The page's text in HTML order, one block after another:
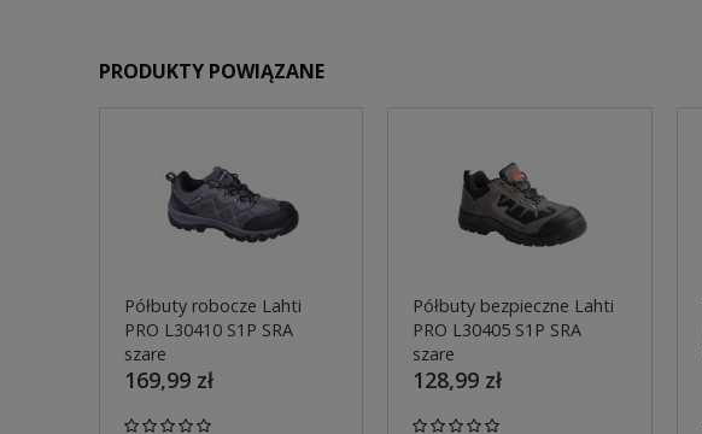
PRODUKTY POWIĄZANE
Półbuty robocze Lahti
PRO L30410 S1P SRA
szare
169,99 zł
Półbuty bezpieczne Lahti
PRO L30405 S1P SRA
szare
128,99 zł